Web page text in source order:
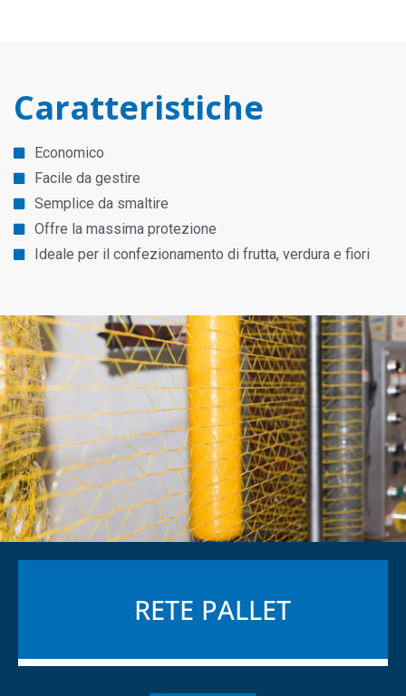
Caratteristiche
Economico
Facile da gestire
Semplice da smaltire
Offre la massima protezione
Ideale per il confezionamento di frutta, verdura e fiori
RETE PALLET